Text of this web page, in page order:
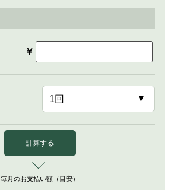
￥
計算する
毎月のお支払い額（目安）